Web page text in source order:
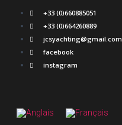
+33 (0)660885051
+33 (0)664260889
jcsyachting@gmail.com
facebook
instagram